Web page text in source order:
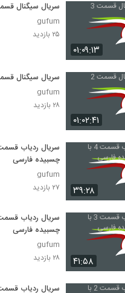
۰۱:۰۹:۱۳
سریال سیگنال
gufum
۲۵ بازدید
۰۱:۰۲:۴۱
سریال سیگنال
gufum
۲۸ بازدید
۳۹:۲۸
چسبیده فارسی
gufum
۲۷ بازدید
۴۱:۵۸
چسبیده فارسی
gufum
۲۸ بازدید